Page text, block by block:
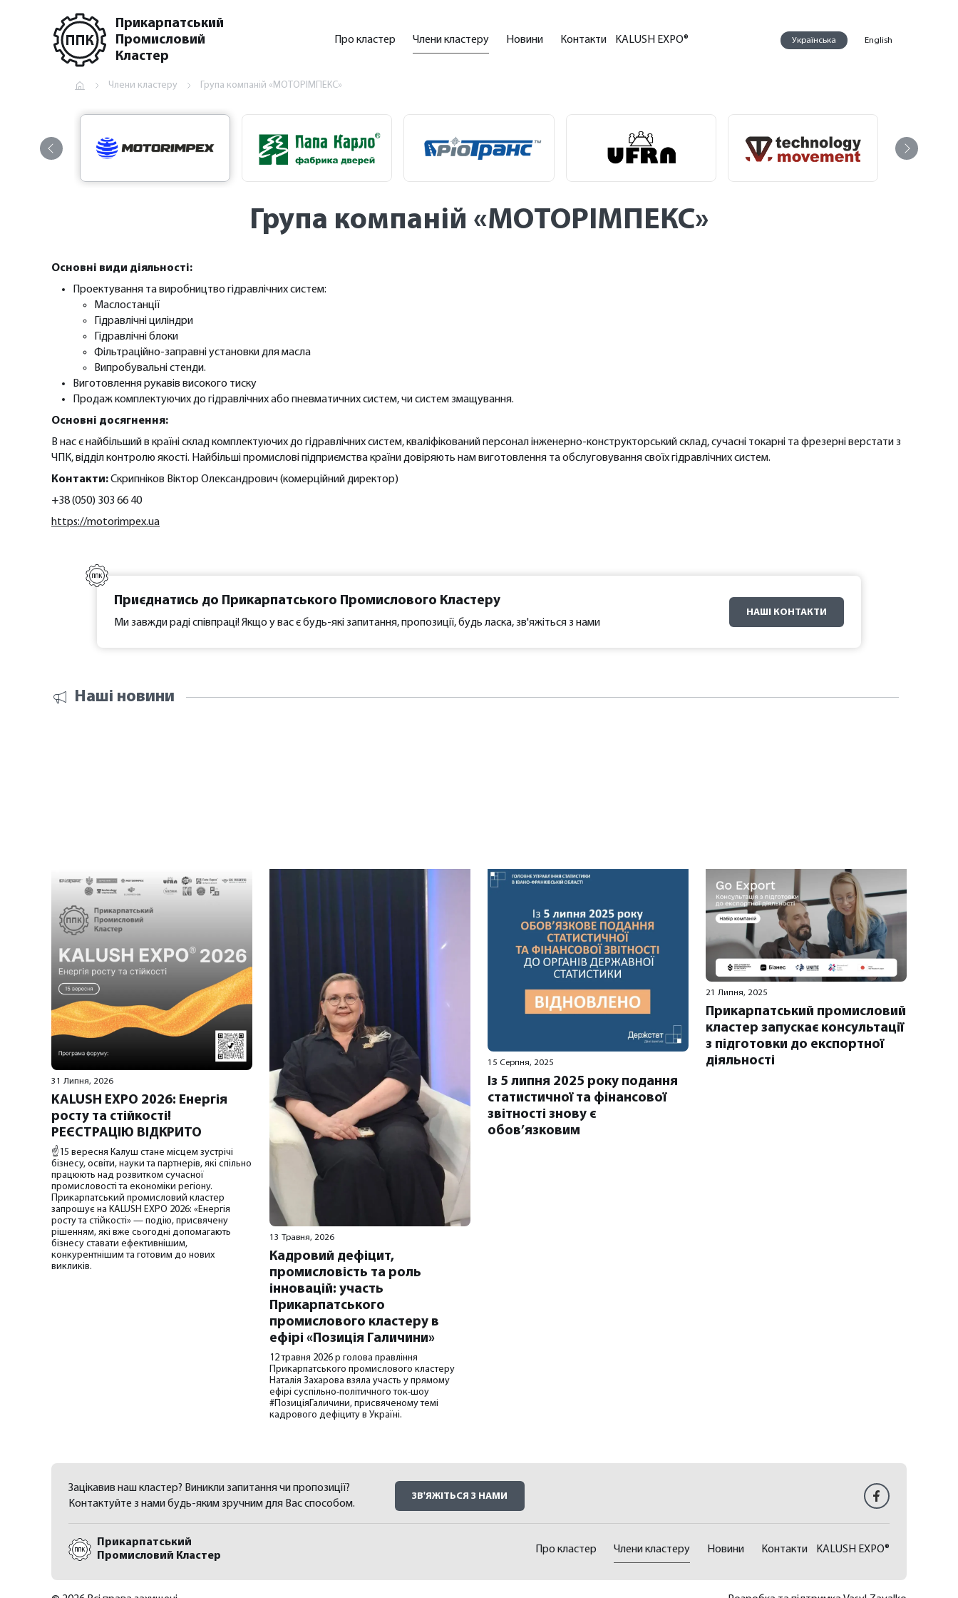
Прикарпатський
Промисловий
Кластер
Про кластер Члени кластеру Новини Контакти KALUSH EXPO® Українська English
Члени кластеру Група компаній «МОТОРІМПЕКС»
Група компаній «МОТОРІМПЕКС»
Основні види діяльності:
Проектування та виробництво гідравлічних систем:
Маслостанції
Гідравлічні циліндри
Гідравлічні блоки
Фільтраційно-заправні установки для масла
Випробувальні стенди.
Виготовлення рукавів високого тиску
Продаж комплектуючих до гідравлічних або пневматичних систем, чи систем змащування.
Основні досягнення:
В нас є найбільший в країні склад комплектуючих до гідравлічних систем, кваліфікований персонал інженерно-конструкторський склад, сучасні токарні та фрезерні верстати з
ЧПК, відділ контролю якості. Найбільші промислові підприємства країни довіряють нам виготовлення та обслуговування своїх гідравлічних систем.
Контакти:Cкрипніков Віктор Олександрович (комерційний директор)
+38 (050) 303 66 40
https://motorimpex.ua
Приєднатись до Прикарпатського Промислового Кластеру
Ми завжди раді співпраці! Якщо у вас є будь-які запитання, пропозиції, будь ласка, зв'яжіться з нами
НАШІ КОНТАКТИ
Наші новини
31 Липня, 2026
KALUSH EXPO 2026: Енергія
росту та стійкості!
РЕЄСТРАЦІЮ ВІДКРИТО
☝️15 вересня Калуш стане місцем зустрічі
бізнесу, освіти, науки та партнерів, які спільно
працюють над розвитком сучасної
промисловості та економіки регіону.
Прикарпатський промисловий кластер
запрошує на KALUSH EXPO 2026: «Енергія
росту та стійкості» — подію, присвячену
рішенням, які вже сьогодні допомагають
бізнесу ставати ефективнішим,
конкурентнішим та готовим до нових
викликів.
13 Травня, 2026
Кадровий дефіцит,
промисловість та роль
інновацій: участь
Прикарпатського
промислового кластеру в
ефірі «Позиція Галичини»
12 травня 2026 р голова правління
Прикарпатського промислового кластеру
Наталія Захарова взяла участь у прямому
ефірі суспільно-політичного ток-шоу
#ПозиціяГаличини, присвяченому темі
кадрового дефіциту в Україні.
15 Серпня, 2025
Із 5 липня 2025 року подання
статистичної та фінансової
звітності знову є
обов’язковим
21 Липня, 2025
Прикарпатський промисловий
кластер запускає консультації
з підготовки до експортної
діяльності
Зацікавив наш кластер? Виникли запитання чи пропозиції?
Контактуйте з нами будь-яким зручним для Вас способом.
ЗВ'ЯЖІТЬСЯ З НАМИ
Прикарпатський
Промисловий Кластер
Про кластер Члени кластеру Новини Контакти KALUSH EXPO®